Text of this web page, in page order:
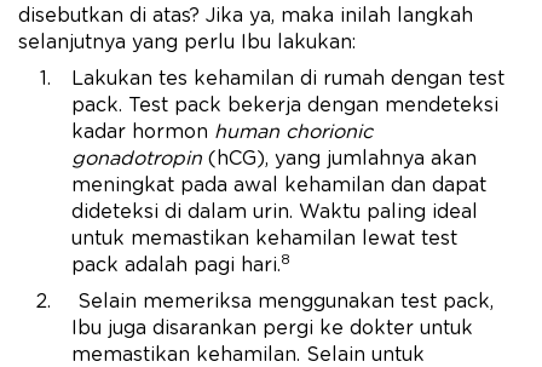
disebutkan di atas? Jika ya, maka inilah langkah
selanjutnya yang perlu Ibu lakukan:
Lakukan tes kehamilan di rumah dengan test
pack. Test pack bekerja dengan mendeteksi
kadar hormon human chorionic
gonadotropin (hCG), yang jumlahnya akan
meningkat pada awal kehamilan dan dapat
dideteksi di dalam urin. Waktu paling ideal
untuk memastikan kehamilan lewat test
pack adalah pagi hari.8
Selain memeriksa menggunakan test pack,
Ibu juga disarankan pergi ke dokter untuk
memastikan kehamilan. Selain untuk